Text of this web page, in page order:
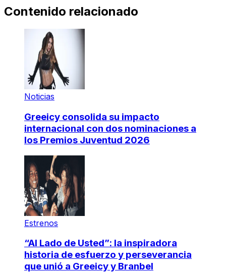
Contenido relacionado
Noticias
Greeicy consolida su impacto
internacional con dos nominaciones a
los Premios Juventud 2026
Estrenos
“Al Lado de Usted”: la inspiradora
historia de esfuerzo y perseverancia
que unió a Greeicy y Branbel